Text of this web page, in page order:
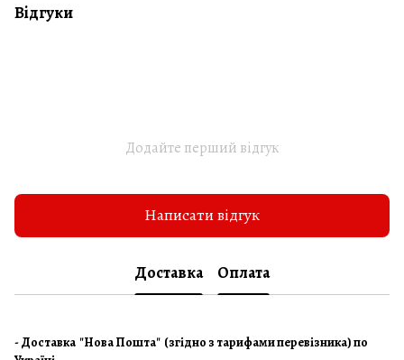
Відгуки
Додайте перший відгук
Написати відгук
Доставка Оплата
- Доставка "Нова Пошта" (згідно з тарифами перевізника) по